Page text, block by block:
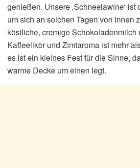
genießen. Unsere ‚Schneelawine‘ ist
um sich an solchen Tagen von innen
köstliche, cremige Schokoladenmilch
Kaffeelikör und Zimtaroma ist mehr
es ist ein kleines Fest für die Sinne,
warme Decke um einen legt.